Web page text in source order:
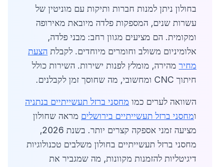
בחולון ניתן למנות חברות ותיקות עם מוניטין של
עשרות שנים, המספקות פלדה מיובאת מאירופה
ומקומית. הם מציעים מגוון רחב: מבני פלדה,
אלומיניום משולב וחומרים מיוחדים. לקבלת הצעת
מחיר מהירה, מומלץ לפנות ישירות. השירות כולל
חיתוך CNC ומחשובי, מה שחוסך זמן לקבלנים.
השוואה לערים כמו מחסני ברזל תעשייתיים בנתניה
ומחסני ברזל תעשייתיים בירושלים מראה שחולון
מציעה זמני אספקה קצרים יותר. בשנת 2026,
מחסני ברזל תעשייתיים בחולון משלבים טכנולוגיות
דיגיטליות להזמנות מקוונות, מה שמגביר את